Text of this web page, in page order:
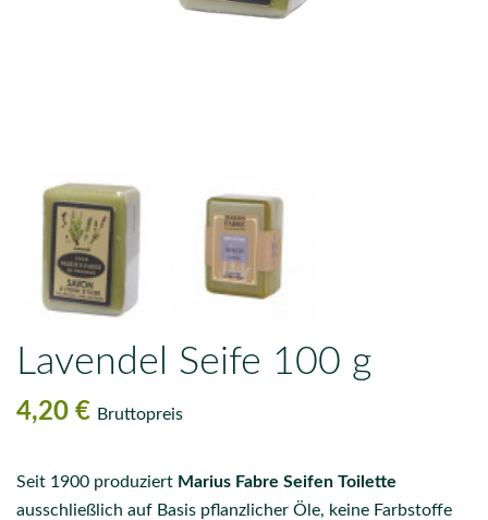
Lavendel Seife 100 g
4,20 € Bruttopreis
Seit 1900 produziert Marius Fabre Seifen Toilette
ausschließlich auf Basis pflanzlicher Öle, keine Farbstoffe